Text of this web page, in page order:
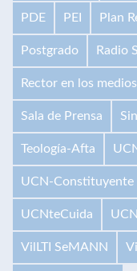
PDE PEI Plan
Postgrado Radio
Rector en los medios
Sala de Prensa
Teología-Afta
UCN-Constituyente
UCNteCuida
VilLTI SeMANN